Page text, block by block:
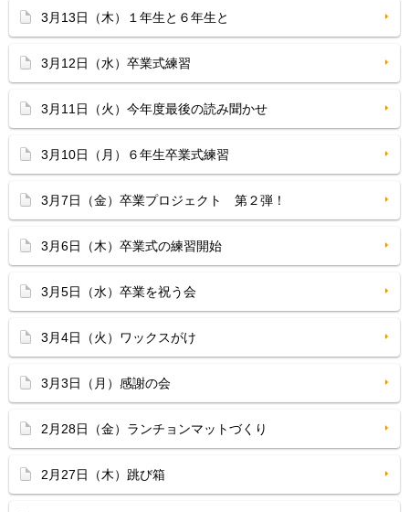
3月13日（木）１年生と６年生と
3月12日（水）卒業式練習
3月11日（火）今年度最後の読み聞かせ
3月10日（月）６年生卒業式練習
3月7日（金）卒業プロジェクト 第２弾！
3月6日（木）卒業式の練習開始
3月5日（水）卒業を祝う会
3月4日（火）ワックスがけ
3月3日（月）感謝の会
2月28日（金）ランチョンマットづくり
2月27日（木）跳び箱